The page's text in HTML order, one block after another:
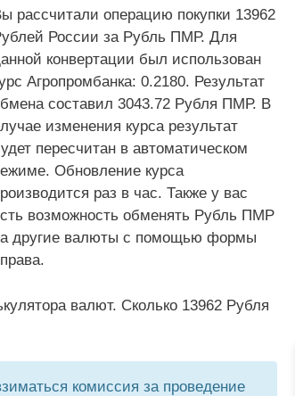
рассчитали операцию покупки 13962
России за Рубль ПМР. Для
конвертации был использован
Агропромбанка: 0.2180. Результат
составил 3043.72 Рубля ПМР. В
изменения курса результат
пересчитан в автоматическом
Обновление курса
раз в час. Также у вас
возможность обменять Рубль ПМР
другие валюты с помощью формы
валют. Сколько 13962 Рубля
комиссия за проведение